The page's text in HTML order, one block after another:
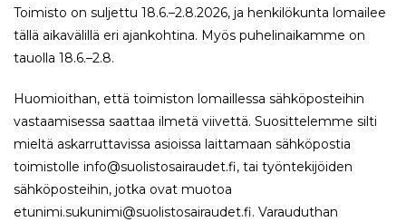
Toimisto on suljettu 18.6.–2.8.2026, ja henkilökunta lomailee
tällä aikavälillä eri ajankohtina. Myös puhelinaikamme on
tauolla 18.6.–2.8.
Huomioithan, että toimiston lomaillessa sähköposteihin
vastaamisessa saattaa ilmetä viivettä. Suosittelemme silti
mieltä askarruttavissa asioissa laittamaan sähköpostia
toimistolle info@suolistosairaudet.fi, tai työntekijöiden
sähköposteihin, jotka ovat muotoa
etunimi.sukunimi@suolistosairaudet.fi. Varauduthan